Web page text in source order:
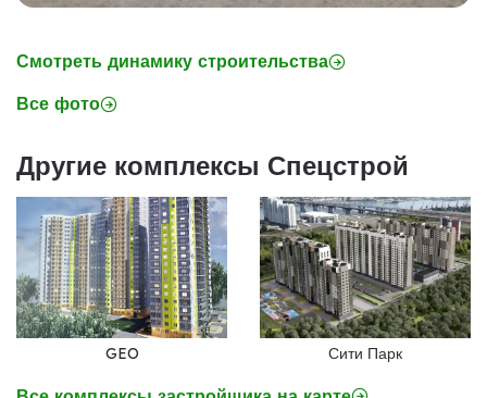
Смотреть динамику строительства
Все фото
Другие комплексы Спецстрой
GEO Сити Парк